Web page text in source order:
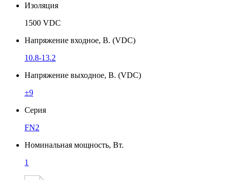
Изоляция
1500 VDC
Напряжение входное, В. (VDC)
10.8-13.2
Напряжение выходное, В. (VDC)
±9
Серия
FN2
Номинальная мощность, Вт.
1